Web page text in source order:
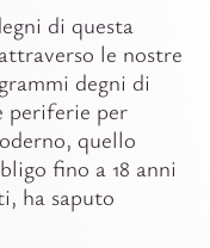
di questa
le nostre
degni di
periferie per
quello
fino a 18 anni
ha saputo